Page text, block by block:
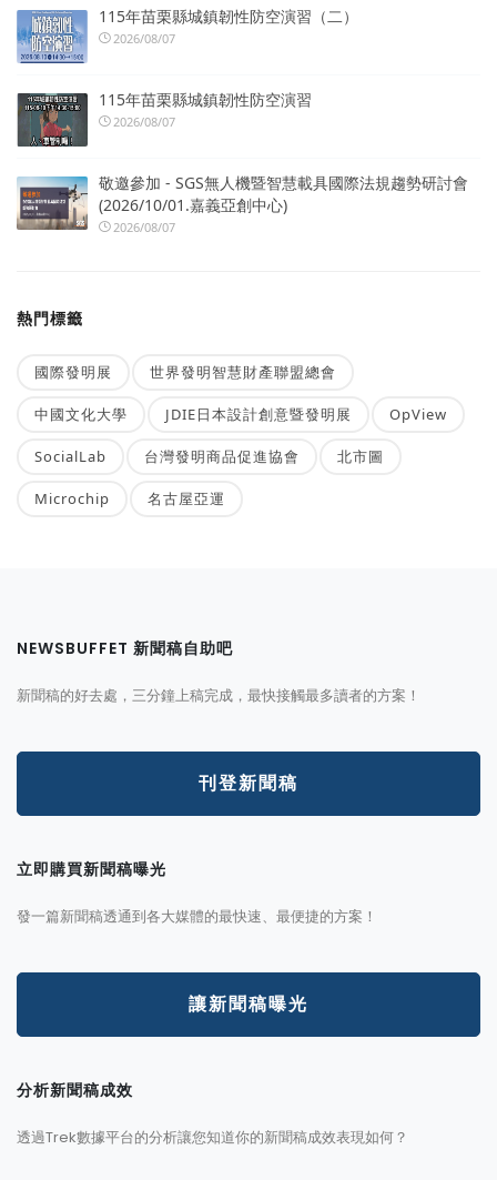
115年苗栗縣城鎮韌性防空演習（二）
2026/08/07
115年苗栗縣城鎮韌性防空演習
2026/08/07
敬邀參加 - SGS無人機暨智慧載具國際法規趨勢研討會
(2026/10/01.嘉義亞創中心)
2026/08/07
熱門標籤
國際發明展 世界發明智慧財產聯盟總會
中國文化大學 JDIE日本設計創意暨發明展 OpView
SocialLab 台灣發明商品促進協會 北市圖
Microchip 名古屋亞運
NEWSBUFFET 新聞稿自助吧
新聞稿的好去處，三分鐘上稿完成，最快接觸最多讀者的方案！
刊登新聞稿
立即購買新聞稿曝光
發一篇新聞稿透通到各大媒體的最快速、最便捷的方案！
讓新聞稿曝光
分析新聞稿成效
透過Trek數據平台的分析讓您知道你的新聞稿成效表現如何？